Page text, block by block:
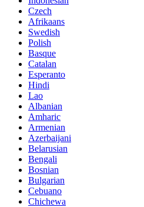
Czech
Afrikaans
Swedish
Polish
Basque
Catalan
Esperanto
Hindi
Lao
Albanian
Amharic
Armenian
Azerbaijani
Belarusian
Bengali
Bosnian
Bulgarian
Cebuano
Chichewa